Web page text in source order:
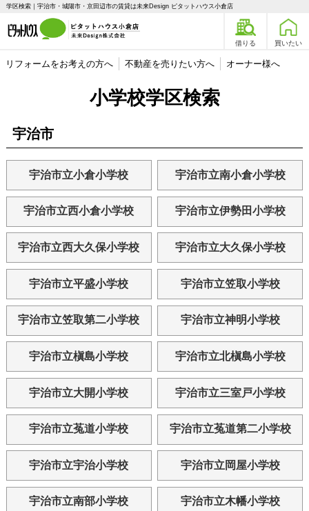
学区検索｜宇治市・城陽市・京田辺市の賃貸は未来Design ピタットハウス小倉店
借りる 買いたい
リフォームをお考えの方へ 不動産を売りたい方へ オーナー様へ
小学校学区検索
宇治市
宇治市立小倉小学校 宇治市立南小倉小学校
宇治市立西小倉小学校 宇治市立伊勢田小学校
宇治市立西大久保小学校 宇治市立大久保小学校
宇治市立平盛小学校 宇治市立笠取小学校
宇治市立笠取第二小学校 宇治市立神明小学校
宇治市立槇島小学校 宇治市立北槇島小学校
宇治市立大開小学校 宇治市立三室戸小学校
宇治市立菟道小学校 宇治市立菟道第二小学校
宇治市立宇治小学校 宇治市立岡屋小学校
宇治市立南部小学校 宇治市立木幡小学校